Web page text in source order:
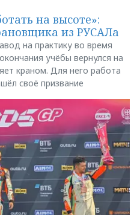
на высоте»:
из РУСАЛа
на практику во время
учёбы вернулся на
краном. Для него работа
своё призвание